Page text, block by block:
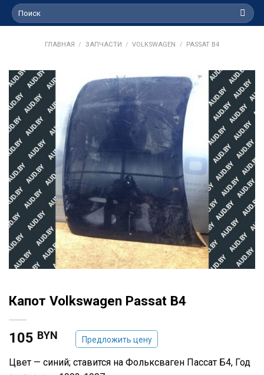
Искать:
ГЛАВНАЯ / ЗАПЧАСТИ / VOLKSWAGEN / PASSAT B4
Капот Volkswagen Passat B4
105 BYN Предложить цену
Цвет — синий; ставится на Фольксваген Пассат Б4, Год